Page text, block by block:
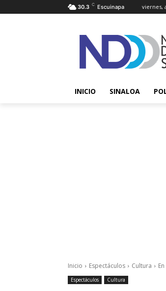
30.3 C Escuinapa viernes,
INICIO SINALOA
Inicio Espectáculos Cultura
Espectáculos Cultura